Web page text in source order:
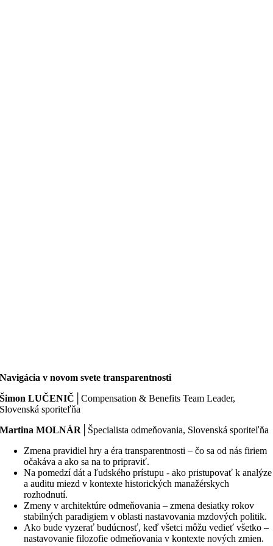
Navigácia v novom svete transparentnosti
Šimon LUČENIČ │Compensation & Benefits Team Leader,
Slovenská sporiteľňa
Martina MOLNÁR │Špecialista odmeňovania, Slovenská sporiteľňa
Zmena pravidiel hry a éra transparentnosti – čo sa od nás firiem
očakáva a ako sa na to pripraviť.
Na pomedzí dát a ľudského prístupu - ako pristupovať k analýze
a auditu miezd v kontexte historických manažérskych
rozhodnutí.
Zmeny v architektúre odmeňovania – zmena desiatky rokov
stabilných paradigiem v oblasti nastavovania mzdových politik.
Ako bude vyzerať budúcnosť, keď všetci môžu vedieť všetko –
nastavovanie filozofie odmeňovania v kontexte nových zmien.